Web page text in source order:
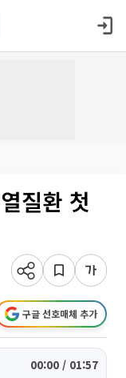
질환 첫
구글 선호매체 추가
00:00 / 01:57